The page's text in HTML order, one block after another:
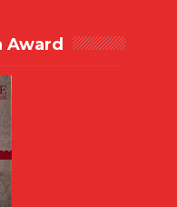
Award